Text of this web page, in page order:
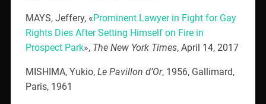
MAYS, Jeffery, «Prominent Lawyer in Fight for Gay
Rights Dies After Setting Himself on Fire in
Prospect Park», The New York Times, April 14, 2017
MISHIMA, Yukio, Le Pavillon d’Or, 1956, Gallimard,
Paris, 1961